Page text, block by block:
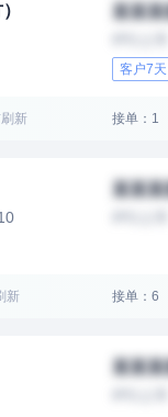
某某
客户7
新 接单：1
某某
新 接单：6
某某